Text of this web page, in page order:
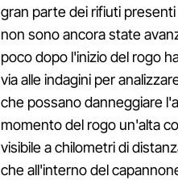
gran parte dei rifiuti
non sono ancora state
poco dopo l'inizio del rogo
via alle indagini per
che possano danneggiare
momento del rogo un'alta
visibile a chilometri di
che all'interno del